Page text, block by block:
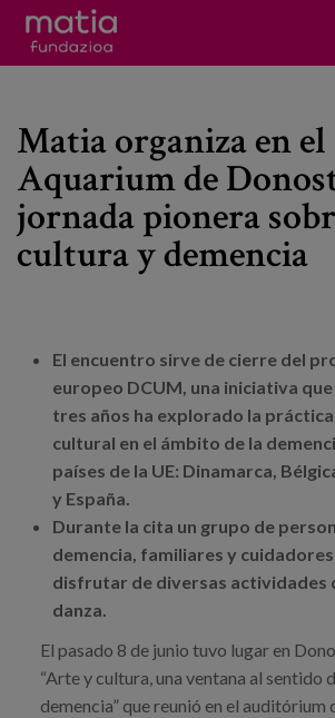
Servicios
Eventos
Contacto
Blog
Trabaja con nosotros
Canal de denuncias
Matia organiza en el
Aquarium de
jornada pionera
cultura y demencia
El encuentro sirve de cierre del
europeo DCUM, una iniciativa
tres años ha explorado la
cultural en el ámbito de la
países de la UE: Dinamarca,
y España.
Durante la cita un grupo de
demencia, familiares y
disfrutar de diversas actividades
danza.
El pasado 8 de junio tuvo lugar en
“Arte y cultura, una ventana al sentido
demencia” que reunió en el auditórium